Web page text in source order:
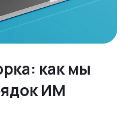
как мы
ИМ